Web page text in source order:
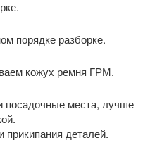
порядке разборке.
кожух ремня ГРМ.
посадочные места, лучше
прикипания деталей.